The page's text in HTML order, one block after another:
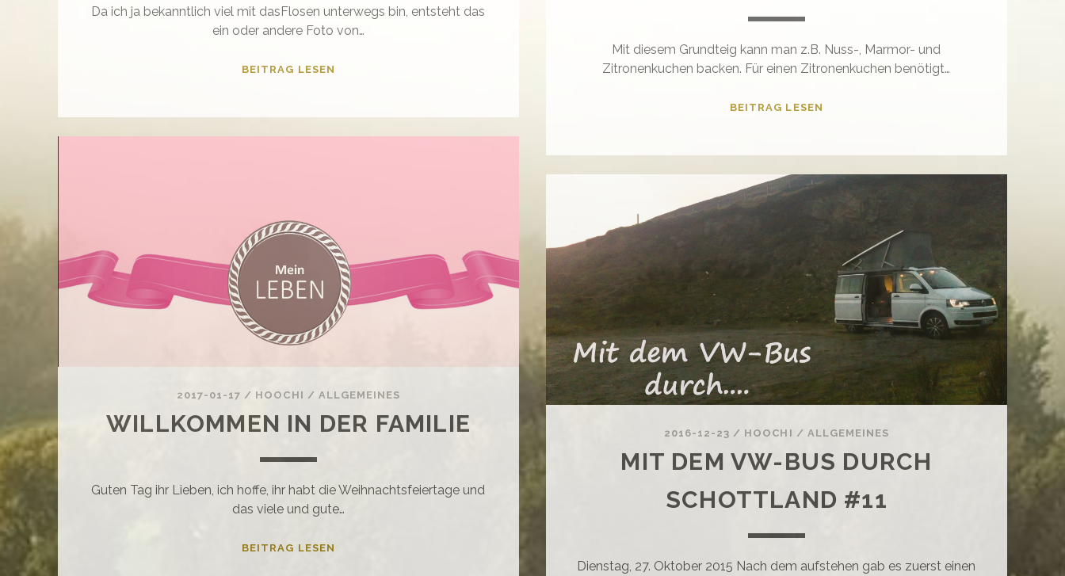
Da ich ja bekanntlich viel mit dasFlosen unterwegs bin, entsteht das
ein oder andere Foto von…
BEITRAG LESEN
Mit diesem Grundteig kann man z.B. Nuss-, Marmor- und
Zitronenkuchen backen. Für einen Zitronenkuchen benötigt…
BEITRAG LESEN
MEHRERE
MÖGLICHKEITEN
2017-01-17 / HOOCHI / ALLGEMEINES
WILLKOMMEN IN DER FAMILIE
Guten Tag ihr Lieben, ich hoffe, ihr habt die Weihnachtsfeiertage und
das viele und gute…
BEITRAG LESEN
2016-12-23 / HOOCHI / ALLGEMEINES
MIT DEM VW-BUS DURCH
SCHOTTLAND #11
Dienstag, 27. Oktober 2015 Nach dem aufstehen gab es zuerst einen